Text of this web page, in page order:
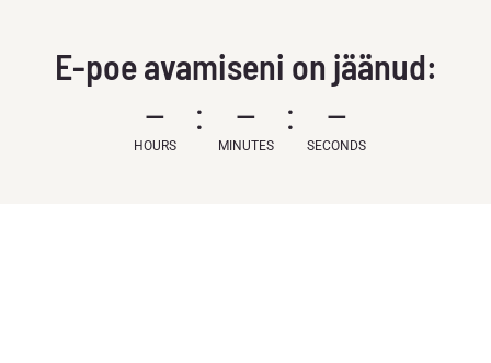
E-poe avamiseni on jäänud:
–
HOURS
–
MINUTES
–
SECONDS